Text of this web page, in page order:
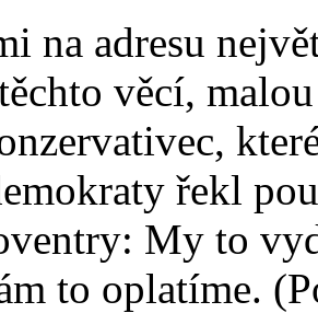
na adresu
věcí,
řekl
My to
to oplatíme.